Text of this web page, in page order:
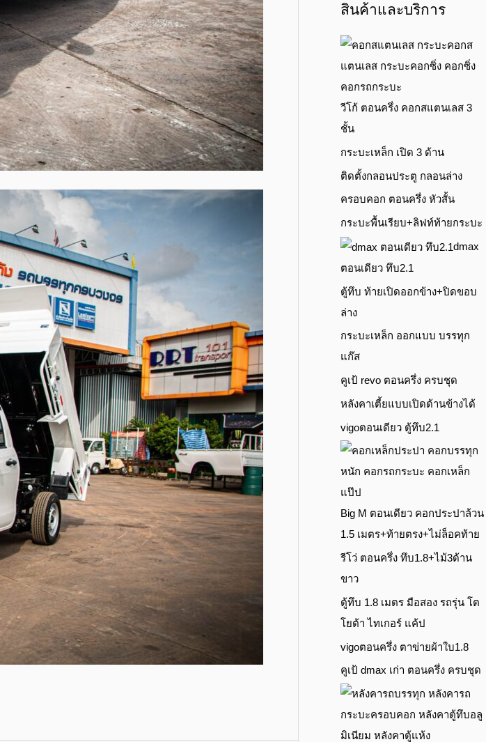
สินค้าและบริการ
วีโก้ ตอนครึ่ง คอกสแตนเลส 3
ชั้น
กระบะเหล็ก เปิด 3 ด้าน
ติดตั้งกลอนประตู กลอนล่าง
ครอบคอก ตอนครึ่ง หัวสั้น
กระบะพื้นเรียบ+ลิฟท์ท้ายกระบะ
dmax
ตอนเดียว ทึบ2.1
ตู้ทึบ ท้ายเปิดออกข้าง+ปิดขอบ
ล่าง
กระบะเหล็ก ออกแบบ บรรทุก
แก๊ส
คูเป้ revo ตอนครึ่ง ครบชุด
หลังคาเตี้ยแบบเปิดด้านข้างได้
vigoตอนเดียว ตู้ทึบ2.1
Big M ตอนเดียว คอกประปาล้วน
1.5 เมตร+ท้ายตรง+ไม่ล็อคท้าย
รีโว่ ตอนครึ่ง ทึบ1.8+ไม้3ด้าน
ขาว
ตู้ทึบ 1.8 เมตร มือสอง รถรุ่น โต
โยต้า ไทเกอร์ แค้ป
vigoตอนครึ่ง ตาข่ายผ้าใบ1.8
คูเป้ dmax เก่า ตอนครึ่ง ครบชุด